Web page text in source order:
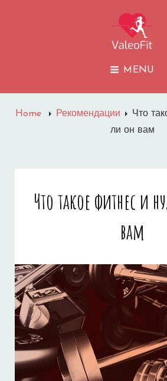
MENU
Home Рекомендации
Что
ли он вам
Что такое фитнес и
вам